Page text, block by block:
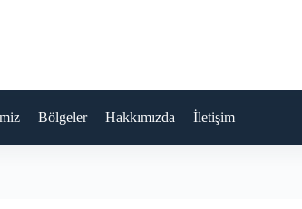
Bölgeler Hakkımızda İletişim